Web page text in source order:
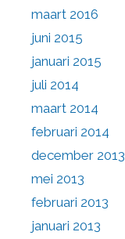
maart 2016
juni 2015
januari 2015
juli 2014
maart 2014
februari 2014
december 2013
mei 2013
februari 2013
januari 2013